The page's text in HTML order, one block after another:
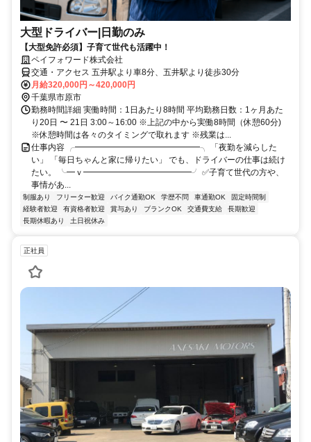
大型ドライバー|日勤のみ
【大型免許必須】子育て世代も活躍中！
ペイフォワード株式会社
交通・アクセス 五井駅より車8分、五井駅より徒歩30分
月給320,000円～420,000円
千葉県市原市
勤務時間詳細 実働時間：1日あたり8時間 平均勤務日数：1ヶ月あた
り20日 〜 21日 3:00～16:00 ※上記の中から実働8時間（休憩60分)
※休憩時間は各々のタイミングで取れます ※残業は...
仕事内容 ╭━━━━━━━━━━━━━━━╮ 「夜勤を減らした
い」 「毎日ちゃんと家に帰りたい」 でも、ドライバーの仕事は続け
たい。 ╰━ｖ━━━━━━━━━━━━━╯ ✅子育て世代の方や、
事情があ...
制服あり フリーター歓迎 バイク通勤OK 学歴不問 車通勤OK
固定時間制
経験者歓迎
有資格者歓迎 賞与あり ブランクOK 交通費支給
長期歓迎
長期休暇あり
土日祝休み
正社員